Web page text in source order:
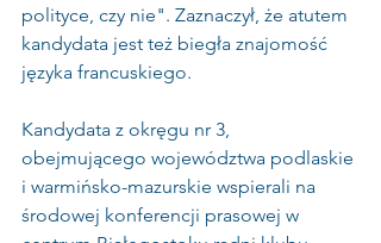
polityce, czy nie". Zaznaczył, że atutem
kandydata jest też biegła znajomość
języka francuskiego.
Kandydata z okręgu nr 3,
obejmującego województwa podlaskie
i warmińsko-mazurskie wspierali na
środowej konferencji prasowej w